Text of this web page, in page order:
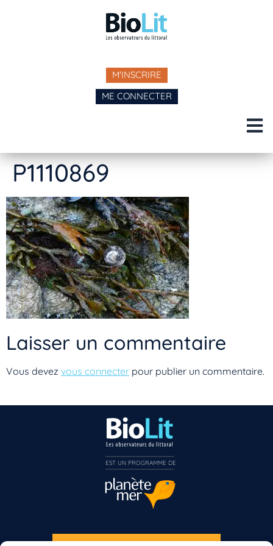
M'INSCRIRE
ME CONNECTER
P1110869
Laisser un commentaire
Vous devez vous connecter pour publier un commentaire.
Vous n’êtes pas encore inscrit à Biolit ?
Inscrivez-vous dès maintenant